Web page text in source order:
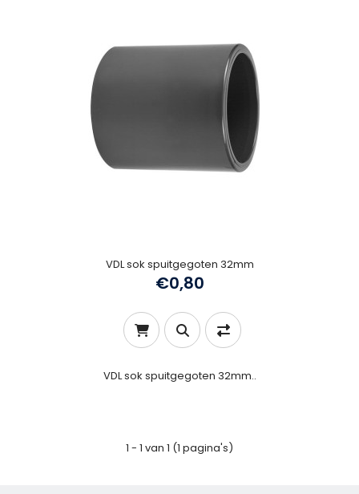
VDL sok spuitgegoten 32mm
€0,80
VDL sok spuitgegoten 32mm..
1 - 1 van 1 (1 pagina's)